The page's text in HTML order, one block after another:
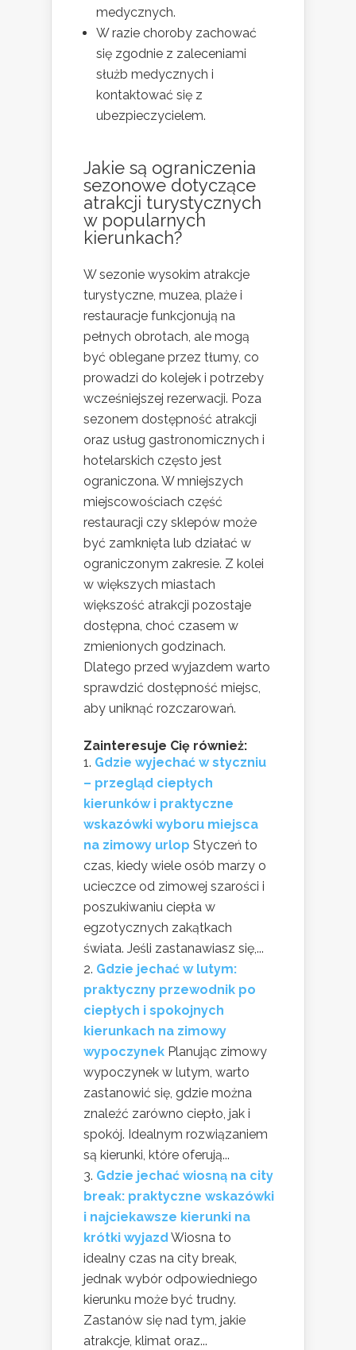
medycznych.
W razie choroby zachować
się zgodnie z zaleceniami
służb medycznych i
kontaktować się z
ubezpieczycielem.
Jakie są ograniczenia
sezonowe dotyczące
atrakcji turystycznych
w popularnych
kierunkach?
W sezonie wysokim atrakcje
turystyczne, muzea, plaże i
restauracje funkcjonują na
pełnych obrotach, ale mogą
być oblegane przez tłumy, co
prowadzi do kolejek i potrzeby
wcześniejszej rezerwacji. Poza
sezonem dostępność atrakcji
oraz usług gastronomicznych i
hotelarskich często jest
ograniczona. W mniejszych
miejscowościach część
restauracji czy sklepów może
być zamknięta lub działać w
ograniczonym zakresie. Z kolei
w większych miastach
większość atrakcji pozostaje
dostępna, choć czasem w
zmienionych godzinach.
Dlatego przed wyjazdem warto
sprawdzić dostępność miejsc,
aby uniknąć rozczarowań.
Zainteresuje Cię również:
Gdzie wyjechać w styczniu
– przegląd ciepłych
kierunków i praktyczne
wskazówki wyboru miejsca
na zimowy urlop Styczeń to
czas, kiedy wiele osób marzy o
ucieczce od zimowej szarości i
poszukiwaniu ciepła w
egzotycznych zakątkach
świata. Jeśli zastanawiasz się,...
Gdzie jechać w lutym:
praktyczny przewodnik po
ciepłych i spokojnych
kierunkach na zimowy
wypoczynek Planując zimowy
wypoczynek w lutym, warto
zastanowić się, gdzie można
znaleźć zarówno ciepło, jak i
spokój. Idealnym rozwiązaniem
są kierunki, które oferują...
Gdzie jechać wiosną na city
break: praktyczne wskazówki
i najciekawsze kierunki na
krótki wyjazd Wiosna to
idealny czas na city break,
jednak wybór odpowiedniego
kierunku może być trudny.
Zastanów się nad tym, jakie
atrakcje, klimat oraz...